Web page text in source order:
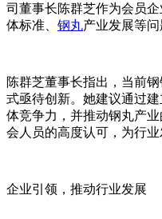
司董事长陈群芝作为会员
体标准、 钢丸产业发展等问
陈群芝董事长指出，当前
式亟待创新。她建议通过
体竞争力，并推动钢丸产业
会人员的高度认可，为行业
企业引领，推动行业发展